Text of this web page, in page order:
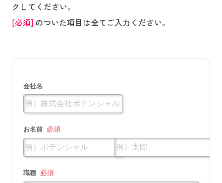
クしてください。
[必須] のついた項目は全てご入力ください。